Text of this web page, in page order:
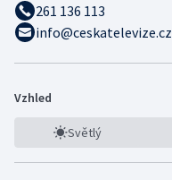
261 136 113
info@ceskatelevize.cz
Vzhled
Světlý